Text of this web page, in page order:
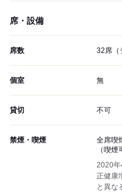
席・設備
席数 32席（
個室 無
貸切 不可
禁煙・喫煙
全席喫
（喫煙
2020年
正健康
と異な